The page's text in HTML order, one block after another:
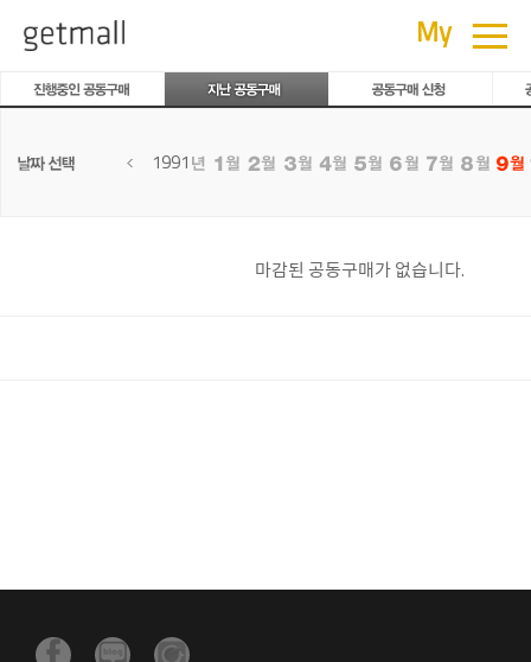
My ≡
공동구매
1991
마감된 공동구매가 없습니다.